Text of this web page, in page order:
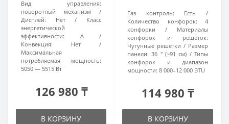
Вид управления:
поворотный механизм
Дисплей:
Нет
Класс
энергетической
эффективности:
А
Конвекция:
Нет
Максимальная
потребляемая мощность:
5050 — 5515 Вт
126 980 ₸
В КОРЗИНУ
Газ контроль:
Есть
Количество конфорок:
4
конфорки
Материалы
конфорок и решёток:
Чугунные решётки
Размер
панели: 36 ″ (~91 см)
Типы
конфорок и диапазон
мощности: 8 000–12 000 BTU
114 980 ₸
В КОРЗИНУ